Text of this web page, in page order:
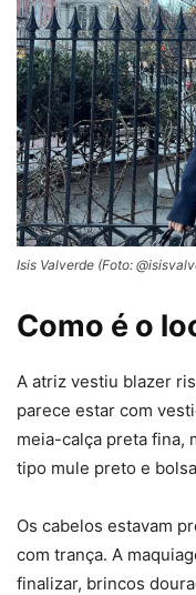
Isis Valverde (Foto:
Como é o
A atriz vestiu blazer
parece estar com
meia-calça preta fina,
tipo mule preto e
Os cabelos estavam
com trança. A
finalizar, brincos